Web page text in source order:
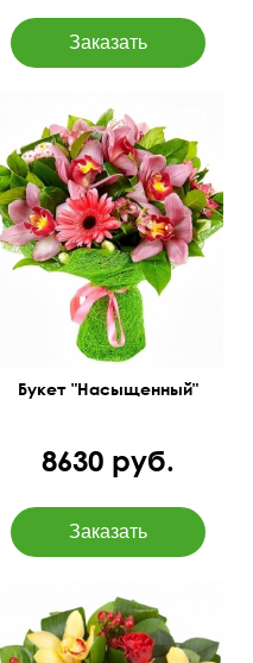
Герберы, альстромерия,
цветы орхидеи, сизаль,
атласная лента.
50 см
40 см
Букет "Насыщенный"
8630 руб.